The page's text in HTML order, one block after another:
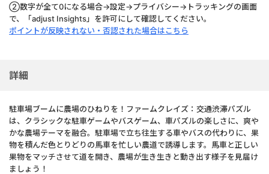
②数字が全て0になる場合→設定→プライバシー→トラッキングの画面
で、「adjust Insights」を許可にして確認してください。
ポイントが反映されない・否認された場合はこちら
詳細
駐車場ブームに農場のひねりを！ファームクレイズ：交通渋滞パズル
は、クラシックな駐車ゲームやバスゲーム、車パズルの楽しさに、爽や
かな農場テーマを融合。駐車場で立ち往生する車やバスの代わりに、果
物を積んだ色とりどりの馬車を忙しい農道で誘導します。馬車と正しい
果物をマッチさせて道を開き、農場が生き生きと動き出す様子を見届け
ましょう！